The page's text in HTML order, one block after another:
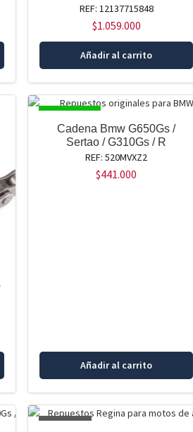
REF: 12137715848
$1.059.000
Añadir al carrito
DISPONIBLE
Cadena Bmw G650Gs /
Sertao / G310Gs / R
REF: 520MVXZ2
$441.000
Añadir al carrito
AGOTADO